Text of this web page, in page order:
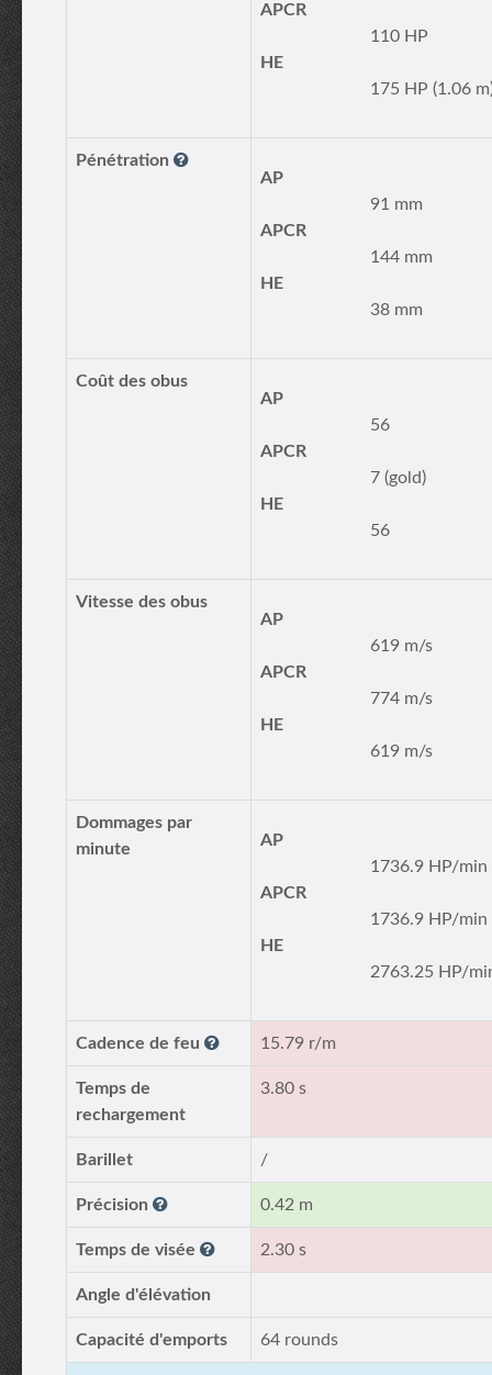
APCR
110 HP
HE
175 HP (1.06
Pénétration
AP
91 mm
APCR
144 mm
HE
38 mm
Coût des obus
AP
56
APCR
7 (gold)
HE
56
Vitesse des obus
AP
619 m/s
APCR
774 m/s
HE
619 m/s
Dommages par
minute
AP
1736.9 HP/min
APCR
1736.9 HP/min
HE
2763.25 HP/
Cadence de feu 15.79 r/m
Temps de
rechargement
3.80 s
Barillet /
Précision 0.42 m
Temps de visée 2.30 s
Angle d'élévation
Capacité d'emports 64 rounds